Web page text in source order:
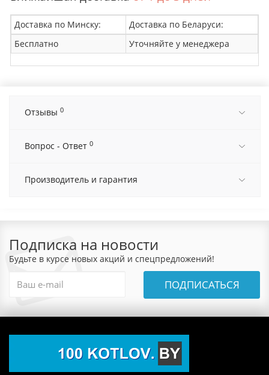
Доставка по Минску:
Доставка по Беларуси:
Бесплатно
Уточняйте у менеджера
Отзывы 0
Вопрос - Ответ 0
Производитель и гарантия
Подписка на новости
Будьте в курсе новых акций и спецпредложений!
ПОДПИСАТЬСЯ